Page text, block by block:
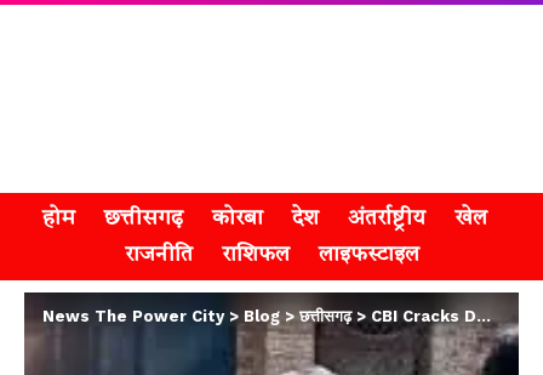
होम छत्तीसगढ़ कोरबा देश अंतर्राष्ट्रीय
खेल
राजनीति
राशिफल लाइफस्टाइल
News The Power City> Blog > छत्तीसगढ़> CBI Cracks Down On Bribery : बीजापुर में CBI का छापा, डाक विभाग के 4 कर्मचारी गिरफ्तार